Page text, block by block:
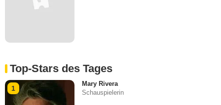
Top-Stars des Tages
1
Mary Rivera
Schauspielerin